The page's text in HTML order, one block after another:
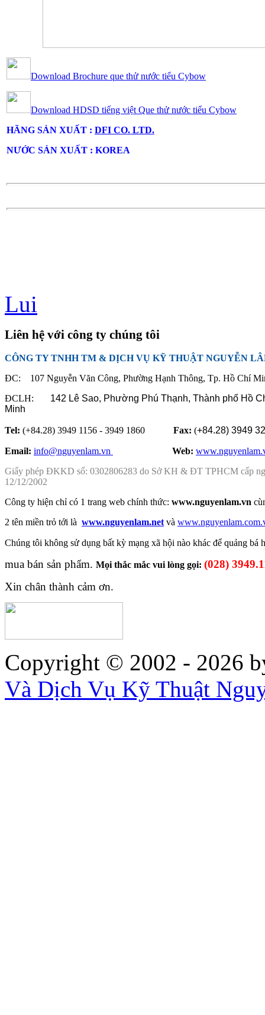
Download Brochure que thử nước tiểu Cybow
Download HDSD tiếng việt Que thử nước tiểu Cybow
HÃNG SẢN XUẤT : DFI CO. LTD.
NƯỚC SẢN XUẤT : KOREA
Lui
Liên hệ với công ty chúng tôi
CÔNG TY TNHH TM & DỊCH VỤ KỸ THUẬT NGUYỄN
ĐC: 107 Nguyễn Văn Công, Phường Hạnh Thông, Tp. Hồ Chí
ĐCLH: 142 Lê Sao, Phường Phú Thạnh, Thành phố Hồ
Minh
Tel: (+84.28) 3949 1156 - 3949 1860 Fax: (+84.28) 3949
Email: info@nguyenlam.vn Web:
Giấy phép ĐKKD số: 0302806283 do Sở KH & ĐT TPHCM cấp
12/12/2002
Công ty hiện chỉ có 1 trang web chính thức: www.nguyenlam.vn
2 tên miền trỏ tới là www.nguyenlam.net và
Chúng tôi không sử dụng bất kỳ mạng xã hội nào khác để quảng bá
mua bán sản phẩm. Mọi thắc mắc vui lòng gọi: (028)
Xin chân thành cảm ơn.
Copyright © 2002 - 2026
Và Dịch Vụ Kỹ Thuật